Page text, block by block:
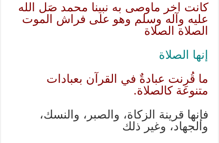
كانت اخر ماوصى به نبينا محمد صَل الله
عليه وآله وسلم وهو على فراش الموت
الصلاة الصلاة
إنها الصلاة
ما قُرِنت عبادةٌ في القرآن بعبادات
متنوعة كالصلاة.
فإنها قرينة الزكاة، والصبر، والنسك،
والجهاد، وغير ذلك